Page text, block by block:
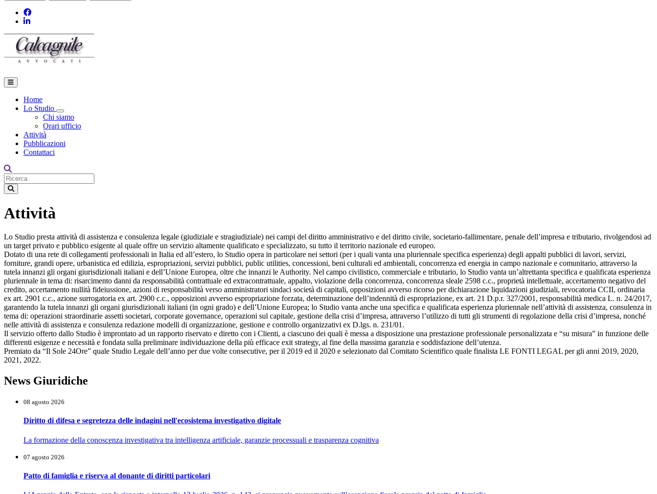
Home
Lo Studio
Toggle Dropdown
Chi siamo
Orari ufficio
Attività
Pubblicazioni
Contattaci
Attività
Lo Studio presta attività di assistenza e consulenza legale (giudiziale e stragiudiziale) nei campi del diritto amministrativo e del diritto civile, societario-fallimentare, penale dell’impresa e tributario, rivolgendosi ad
un target privato e pubblico esigente al quale offre un servizio altamente qualificato e specializzato, su tutto il territorio nazionale ed europeo.
Dotato di una rete di collegamenti professionali in Italia ed all’estero, lo Studio opera in particolare nei settori (per i quali vanta una pluriennale specifica esperienza) degli appalti pubblici di lavori, servizi,
forniture, grandi opere, urbanistica ed edilizia, espropriazioni, servizi pubblici, public utilities, concessioni, beni culturali ed ambientali, concorrenza ed energia in campo nazionale e comunitario, attraverso la
tutela innanzi gli organi giurisdizionali italiani e dell’Unione Europea, oltre che innanzi le Authority. Nel campo civilistico, commerciale e tributario, lo Studio vanta un’altrettanta specifica e qualificata esperienza
pluriennale in tema di: risarcimento danni da responsabilità contrattuale ed extracontrattuale, appalto, violazione della concorrenza, concorrenza sleale 2598 c.c., proprietà intellettuale, accertamento negativo del
credito, accertamento nullità fideiussione, azioni di responsabilità verso amministratori sindaci società di capitali, opposizioni avverso ricorso per dichiarazione liquidazioni giudiziali, revocatoria CCII, ordinaria
ex art. 2901 c.c., azione surrogatoria ex art. 2900 c.c., opposizioni avverso espropriazione forzata, determinazione dell’indennità di espropriazione, ex art. 21 D.p.r. 327/2001, responsabilità medica L. n. 24/2017,
garantendo la tutela innanzi gli organi giurisdizionali italiani (in ogni grado) e dell’Unione Europea; lo Studio vanta anche una specifica e qualificata esperienza pluriennale nell’attività di assistenza, consulenza in
tema di: operazioni straordinarie assetti societari, corporate governance, operazioni sul capitale, gestione della crisi d’impresa, attraverso l’utilizzo di tutti gli strumenti di regolazione della crisi d’impresa, nonché
nelle attività di assistenza e consulenza redazione modelli di organizzazione, gestione e controllo organizzativi ex D.lgs. n. 231/01.
Il servizio offerto dallo Studio è improntato ad un rapporto riservato e diretto con i Clienti, a ciascuno dei quali è messa a disposizione una prestazione professionale personalizzata e “su misura” in funzione delle
differenti esigenze e necessità e fondata sulla preliminare individuazione della più efficace exit strategy, al fine della massima garanzia e soddisfazione dell’utenza.
Premiato da “Il Sole 24Ore” quale Studio Legale dell’anno per due volte consecutive, per il 2019 ed il 2020 e selezionato dal Comitato Scientifico quale finalista LE FONTI LEGAL per gli anni 2019, 2020,
2021, 2022.
News Giuridiche
08 agosto 2026
Diritto di difesa e segretezza delle indagini nell'ecosistema investigativo digitale
La formazione della conoscenza investigativa tra intelligenza artificiale, garanzie processuali e trasparenza cognitiva
07 agosto 2026
Patto di famiglia e riserva al donante di diritti particolari